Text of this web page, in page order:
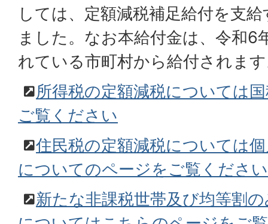
しては、定額減税補足給付を支
ました。なお本給付金は、令和6
れている市町村から給付されま
所得税の定額減税については
ご覧ください
住民税の定額減税については
についてのページをご覧ください
新たな非課税世帯及び均等割